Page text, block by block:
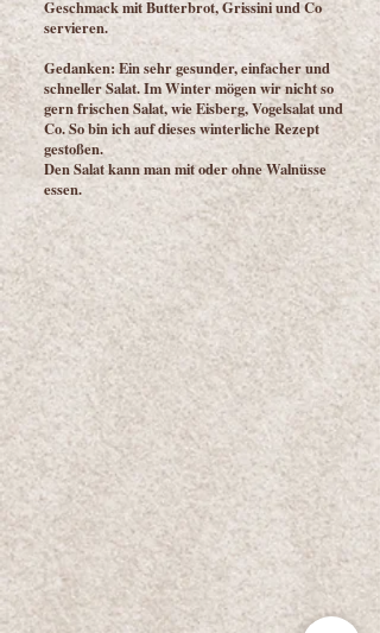
Geschmack mit Butterbrot, Grissini und Co
servieren.
Gedanken: Ein sehr gesunder, einfacher und
schneller Salat. Im Winter mögen wir nicht so
gern frischen Salat, wie Eisberg, Vogelsalat und
Co. So bin ich auf dieses winterliche Rezept
gestoßen.
Den Salat kann man mit oder ohne Walnüsse
essen.